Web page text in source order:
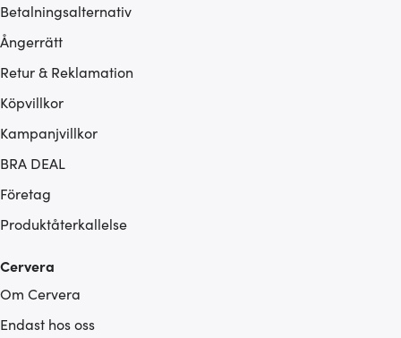
Betalningsalternativ
Ångerrätt
Retur & Reklamation
Köpvillkor
Kampanjvillkor
BRA DEAL
Företag
Produktåterkallelse
Cervera
Om Cervera
Endast hos oss